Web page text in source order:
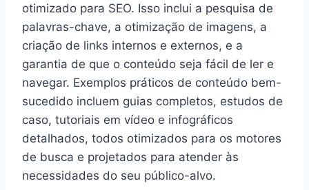
otimizado para SEO. Isso inclui a pesquisa de
palavras-chave, a otimização de imagens, a
criação de links internos e externos, e a
garantia de que o conteúdo seja fácil de ler e
navegar. Exemplos práticos de conteúdo bem-
sucedido incluem guias completos, estudos de
caso, tutoriais em vídeo e infográficos
detalhados, todos otimizados para os motores
de busca e projetados para atender às
necessidades do seu público-alvo.